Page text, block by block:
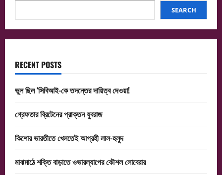
SEARCH
RECENT POSTS
ভুল ছিল ‘সিবিআই-কে তদন্তের দায়িত্ব দেওয়া!
গ্রেফতার ব্রিটেনের প্রাক্তন যুবরাজ
কিশোর ভারতীতে খেলতেই আগ্রহী লাল-হলুদ
মাঝমাঠে শক্তি বাড়াতে ওভারল্যাপের কৌশল লোবেরার